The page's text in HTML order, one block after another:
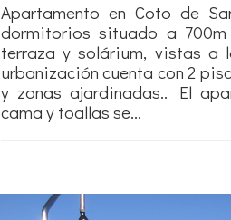
Apartamento en Coto de
dormitorios situado a
terraza y solárium, vistas a
urbanización cuenta con 2
y zonas ajardinadas.. El
cama y toallas se...